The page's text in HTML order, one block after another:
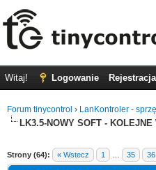
Witaj! Logowanie Rejestracja
Forum tinycontrol › LanKontroler -
LK3.5-NOWY SOFT - KOLEJNE
Strony (64): « Wstecz 1 35 36